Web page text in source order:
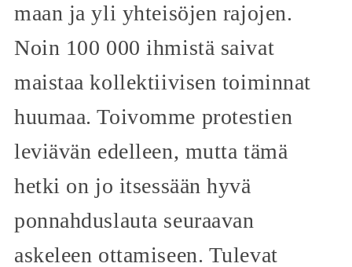
maan ja yli yhteisöjen rajojen.
Noin 100 000 ihmistä saivat
maistaa kollektiivisen toiminnat
huumaa. Toivomme protestien
leviävän edelleen, mutta tämä
hetki on jo itsessään hyvä
ponnahduslauta seuraavan
askeleen ottamiseen. Tulevat